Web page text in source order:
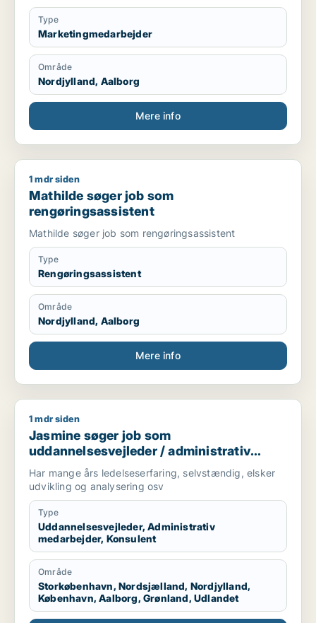
Type
Marketingmedarbejder
Område
Nordjylland, Aalborg
Mere info
Mathilde søger job som rengøringsassistent
1 mdr siden
Mathilde søger job som
rengøringsassistent
Mathilde søger job som rengøringsassistent
Type
Rengøringsassistent
Område
Nordjylland, Aalborg
Mere info
Jasmine søger job som uddannelsesvejleder / administrativ
1 mdr siden
Jasmine søger job som
uddannelsesvejleder / administrativ
medarbejder / konsulent
Har mange års ledelseserfaring, selvstændig, elsker
udvikling og analysering osv
Type
Uddannelsesvejleder, Administrativ
medarbejder, Konsulent
Område
Storkøbenhavn, Nordsjælland, Nordjylland,
København, Aalborg, Grønland, Udlandet